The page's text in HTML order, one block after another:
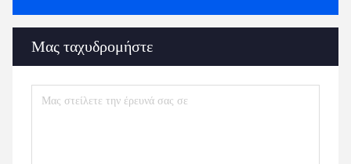
Μας ταχυδρομήστε